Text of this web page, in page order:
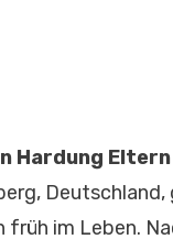
Hardung Eltern
früh im Leben.